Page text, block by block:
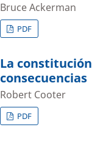
Bruce Ackerman
PDF
La
consecuencias
Robert Cooter
PDF